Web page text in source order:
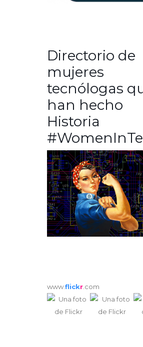
Directorio de
mujeres
tecnólogas
han hecho
Historia
www.flickr .com